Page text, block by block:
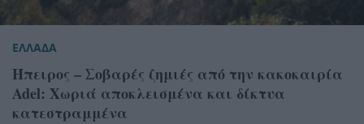
ΕΛΛΑΔΑ
Ήπειρος – Σοβαρές ζημιές από την κακοκαιρία
Adel: Χωριά αποκλεισμένα και δίκτυα
κατεστραμμένα